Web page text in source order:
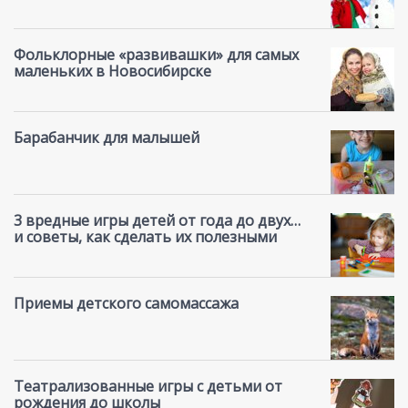
Фольклорные «развивашки» для самых
маленьких в Новосибирске
Барабанчик для малышей
3 вредные игры детей от года до двух…
и советы, как сделать их полезными
Приемы детского самомассажа
Театрализованные игры с детьми от
рождения до школы